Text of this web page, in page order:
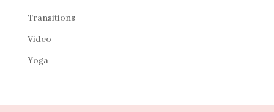
Transitions
Video
Yoga